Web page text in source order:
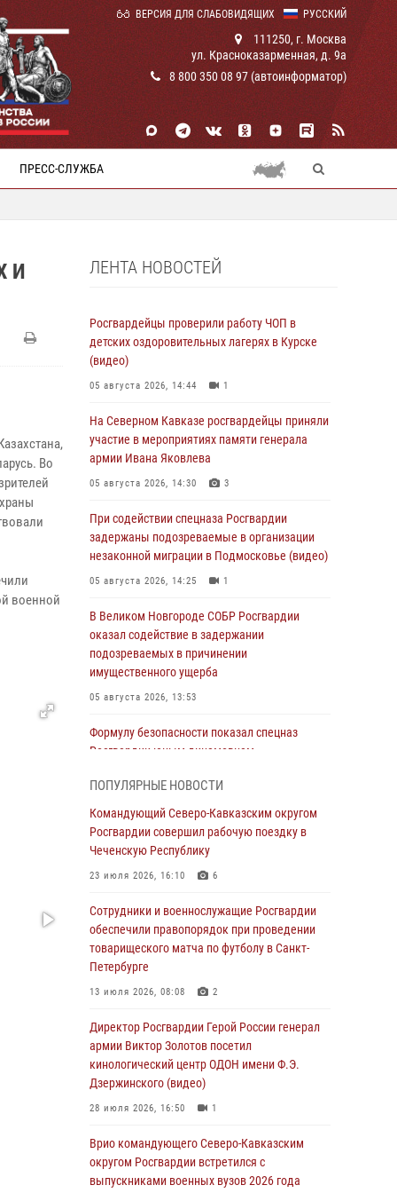
РУССКИЙ
ВЕРСИЯ ДЛЯ СЛАБОВИДЯЩИХ
111250, г. Москва
ул. Красноказарменная, д. 9а
8 800 350 08 97 (автоинформатор)
ПРЕСС-СЛУЖБА
И
Во
военной
ЛЕНТА НОВОСТЕЙ
Росгвардейцы проверили работу ЧОП в
детских оздоровительных лагерях в Курске
(видео)
05 августа 2026, 14:44 1
На Северном Кавказе росгвардейцы приняли
участие в мероприятиях памяти генерала
армии Ивана Яковлева
05 августа 2026, 14:30 3
При содействии спецназа Росгвардии
задержаны подозреваемые в организации
незаконной миграции в Подмосковье (видео)
05 августа 2026, 14:25 1
В Великом Новгороде СОБР Росгвардии
оказал содействие в задержании
подозреваемых в причинении
имущественного ущерба
05 августа 2026, 13:53
Формулу безопасности показал спецназ
Росгвардии юным динамовцам
В столице росгвардейцы задержали мужчину,
устроившего дебош в букмекерской конторе
В Удмуртии при силовой поддержке спецназа
Росгвардии задержаны подозреваемые в
мошенничестве под видом оказания
оздоровительных услуг (видео)
В Москве дети сотрудников и
военнослужащих Росгвардии посетили
мастер-класс по художественной гимнастике
05 августа 2026, 13:00
Офицеры Росгвардии и ветераны войск
правопорядка почтили память генерала
армии Ивана Кирилловича Яковлева
ПОПУЛЯРНЫЕ НОВОСТИ
Командующий Северо-Кавказским округом
Росгвардии совершил рабочую поездку в
Чеченскую Республику
23 июля 2026, 16:10 6
Сотрудники и военнослужащие Росгвардии
обеспечили правопорядок при проведении
товарищеского матча по футболу в Санкт-
Петербурге
13 июля 2026, 08:08 2
Директор Росгвардии Герой России генерал
армии Виктор Золотов посетил
кинологический центр ОДОН имени Ф.Э.
Дзержинского (видео)
28 июля 2026, 16:50 1
Врио командующего Северо-Кавказским
округом Росгвардии встретился с
выпускниками военных вузов 2026 года